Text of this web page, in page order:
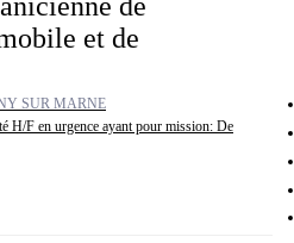
de
et de
SUR MARNE
H/F en urgence ayant pour mission: De